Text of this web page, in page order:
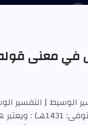
في معنى
الوسيط | التفسير
(المتوفى: